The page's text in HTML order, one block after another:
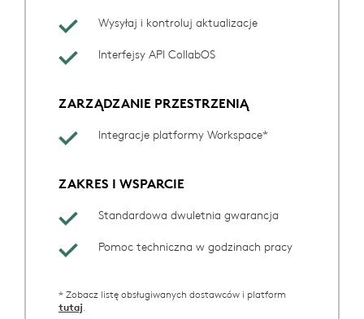
Wysyłaj i kontroluj aktualizacje
Interfejsy API CollabOS
ZARZĄDZANIE PRZESTRZENIĄ
Integracje platformy Workspace*
ZAKRES I WSPARCIE
Standardowa dwuletnia gwarancja
Pomoc techniczna w godzinach pracy
* Zobacz listę obsługiwanych dostawców i platform
tutaj